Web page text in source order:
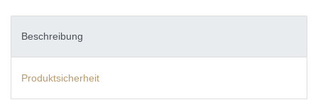
Beschreibung
Produktsicherheit